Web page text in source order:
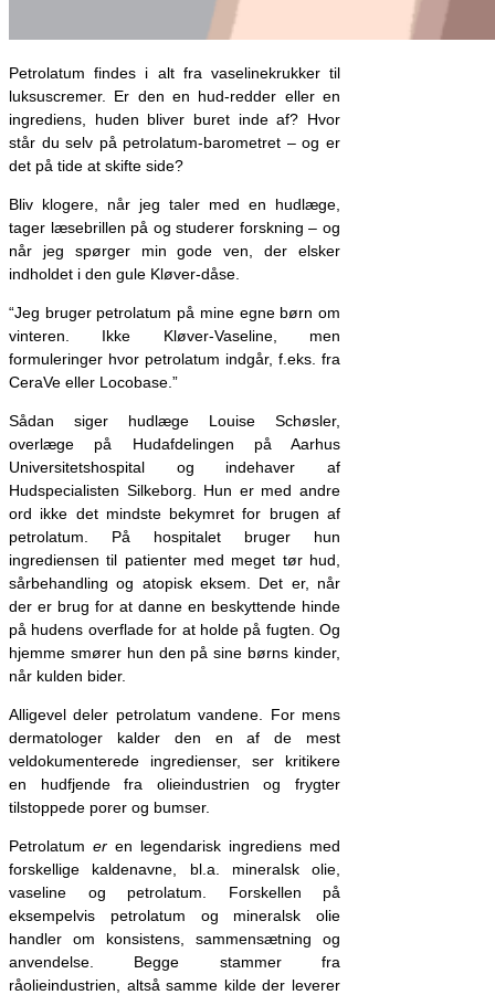
Petrolatum findes i alt fra vaselinekrukker til
luksuscremer. Er den en hud-redder eller en
ingrediens, huden bliver buret inde af? Hvor
står du selv på petrolatum-barometret – og er
det på tide at skifte side?
Bliv klogere, når jeg taler med en hudlæge,
tager læsebrillen på og studerer forskning – og
når jeg spørger min gode ven, der elsker
indholdet i den gule Kløver-dåse.
“Jeg bruger petrolatum på mine egne børn om
vinteren. Ikke Kløver-Vaseline, men
formuleringer hvor petrolatum indgår, f.eks. fra
CeraVe eller Locobase.”
Sådan siger hudlæge Louise Schøsler,
overlæge på Hudafdelingen på Aarhus
Universitetshospital og indehaver af
Hudspecialisten Silkeborg. Hun er med andre
ord ikke det mindste bekymret for brugen af
petrolatum. På hospitalet bruger hun
ingrediensen til patienter med meget tør hud,
sårbehandling og atopisk eksem. Det er, når
der er brug for at danne en beskyttende hinde
på hudens overflade for at holde på fugten. Og
hjemme smører hun den på sine børns kinder,
når kulden bider.
Alligevel deler petrolatum vandene. For mens
dermatologer kalder den en af de mest
veldokumenterede ingredienser, ser kritikere
en hudfjende fra olieindustrien og frygter
tilstoppede porer og bumser.
Petrolatum er en legendarisk ingrediens med
forskellige kaldenavne, bl.a. mineralsk olie,
vaseline og petrolatum. Forskellen på
eksempelvis petrolatum og mineralsk olie
handler om konsistens, sammensætning og
anvendelse. Begge stammer fra
råolieindustrien, altså samme kilde der leverer